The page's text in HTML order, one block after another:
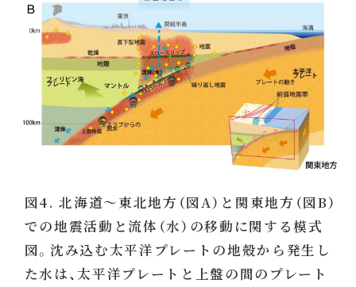
図4. 北海道〜東北地方（図A）と関東地方（図B）
での地震活動と流体（水）の移動に関する模式
図。沈み込む太平洋プレートの地殻から発生し
た水は、太平洋プレートと上盤の間のプレート